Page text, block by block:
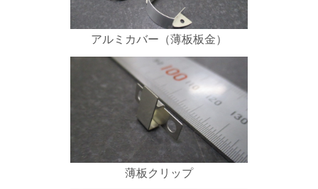
アルミカバー（薄板板金）
薄板クリップ